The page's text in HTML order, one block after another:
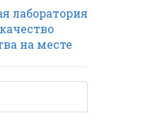
лаборатория
на месте